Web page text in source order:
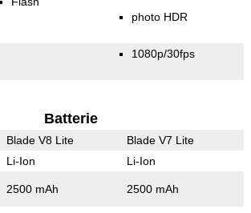
photo HDR
1080p/30fps
Batterie
Blade V8 Lite Blade V7 Lite
Li-Ion Li-Ion
2500 mAh 2500 mAh